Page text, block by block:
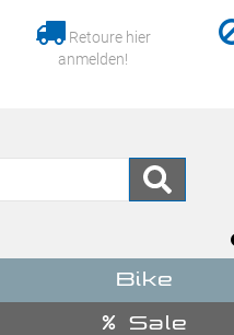
Retoure hier
anmelden!
Bike
Sale